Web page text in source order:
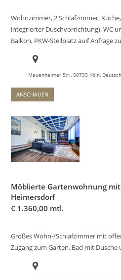
Wohnzimmer, 2 Schlafzimmer,
integrierter Duschvorrichtung), WC
Balkon, PKW-Stellplatz auif Anfrage
Mauenheimer Str., 50733 Köln,
ANSCHAUEN
Möblierte Gartenwohnung
Heimersdorf
€ 1.360,00 mtl.
Großes Wohn-/Schlafzimmer mit
Zugang zum Garten, Bad mit Dusche